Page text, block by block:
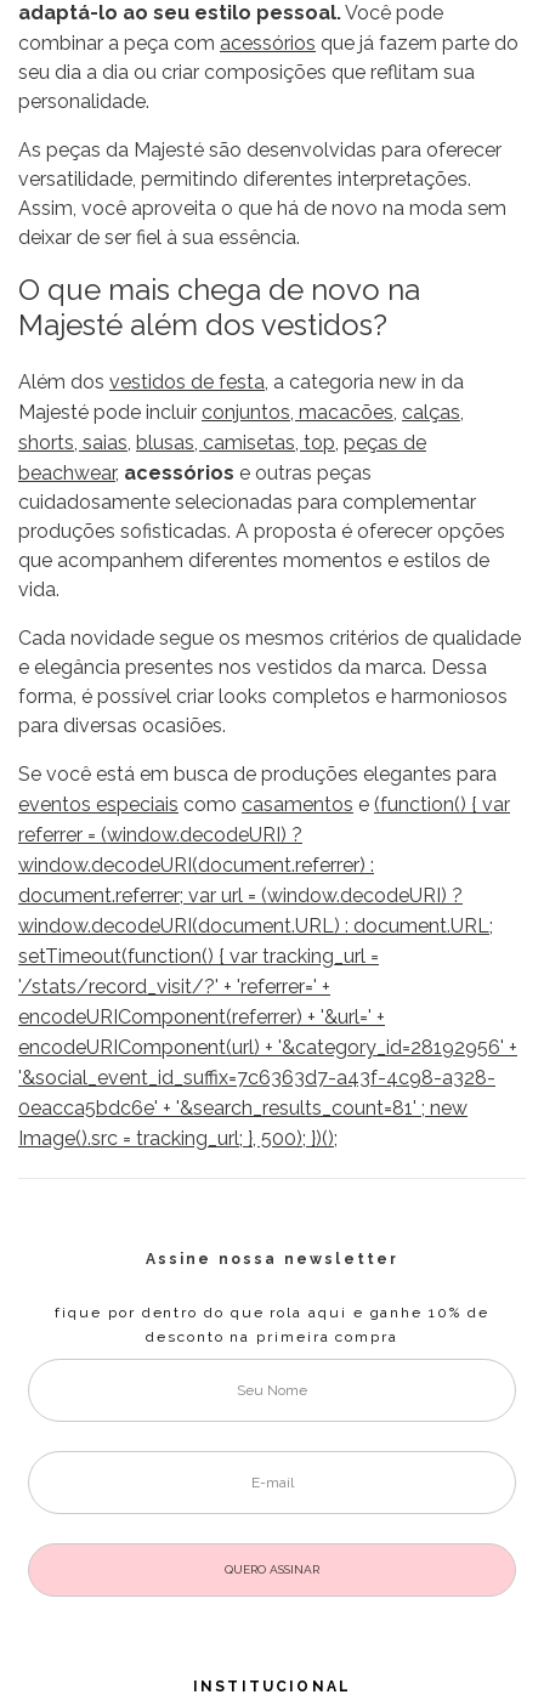
adaptá-lo ao seu estilo pessoal.Você pode
combinar a peça com acessórios que já fazem parte do
seu dia a dia ou criar composições que reflitam sua
personalidade.
As peças da Majesté são desenvolvidas para oferecer
versatilidade, permitindo diferentes interpretações.
Assim, você aproveita o que há de novo na moda sem
deixar de ser fiel à sua essência.
O que mais chega de novo na
Majesté além dos vestidos?
Além dos vestidos de festa , a categoria new in da
Majesté pode incluir conjuntos, macacões calças,
shorts, saias blusas, camisetas, top peças de
beachwear, acessórios e outras peças
cuidadosamente selecionadas para complementar
produções sofisticadas. A proposta é oferecer opções
que acompanhem diferentes momentos e estilos de
vida.
Cada novidade segue os mesmos critérios de qualidade
e elegância presentes nos vestidos da marca. Dessa
forma, é possível criar looks completos e harmoniosos
para diversas ocasiões.
Se você está em busca de produções elegantes para
eventos especiais como casamentos e (function() { var
referrer = (window.decodeURI) ?
window.decodeURI(document.referrer) :
document.referrer; var url = (window.decodeURI) ?
window.decodeURI(document.URL) : document.URL;
setTimeout(function() { var tracking_url =
'/stats/record_visit/?' + 'referrer=' +
encodeURIComponent(referrer) + '&url=' +
encodeURIComponent(url) + '&category_id=28192956' +
'&social_event_id_suffix=7c6363d7-a43f-4c98-a328-
0eacca5bdc6e' + '&search_results_count=81' ; new
Image().src = tracking_url; }, 500); })();
Assine nossa newsletter
fique por dentro do que rola aqui e ganhe 10% de
desconto na primeira compra
INSTITUCIONAL